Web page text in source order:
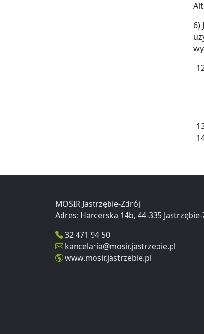
6)
MOSIR Jastrzębie-Zdrój
32 471 94 50
kancelaria@mosir.jastrzebie.pl
www.mosir.jastrzebie.pl